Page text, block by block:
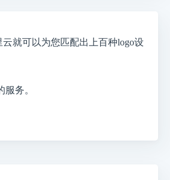
就可以为您匹配出上百种logo设
务。